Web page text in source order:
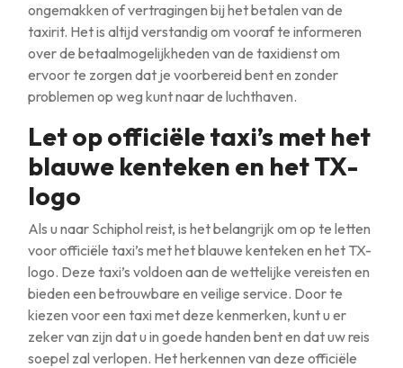
ongemakken of vertragingen bij het betalen van de
taxirit. Het is altijd verstandig om vooraf te informeren
over de betaalmogelijkheden van de taxidienst om
ervoor te zorgen dat je voorbereid bent en zonder
problemen op weg kunt naar de luchthaven.
Let op officiële taxi’s met het
blauwe kenteken en het TX-
logo
Als u naar Schiphol reist, is het belangrijk om op te letten
voor officiële taxi’s met het blauwe kenteken en het TX-
logo. Deze taxi’s voldoen aan de wettelijke vereisten en
bieden een betrouwbare en veilige service. Door te
kiezen voor een taxi met deze kenmerken, kunt u er
zeker van zijn dat u in goede handen bent en dat uw reis
soepel zal verlopen. Het herkennen van deze officiële